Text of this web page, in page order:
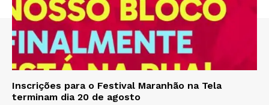
Inscrições para o Festival Maranhão na Tela
terminam dia 20 de agosto